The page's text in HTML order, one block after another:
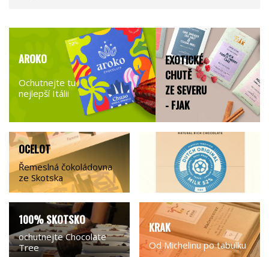
AROKO
Ochutnejte tu
nejlepší Itálii
EXOTICKÉ
CHUTĚ
ZE SEVERU
- FJAK
OCELOT
Řemeslná čokoládovna
ze Skotska
100% SKOTSKO
ochutnejte Chocolate
Tree
KRAK
Od Michelinu po tabulku